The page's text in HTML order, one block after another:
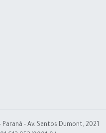
- Av. Santos Dumont, 2021